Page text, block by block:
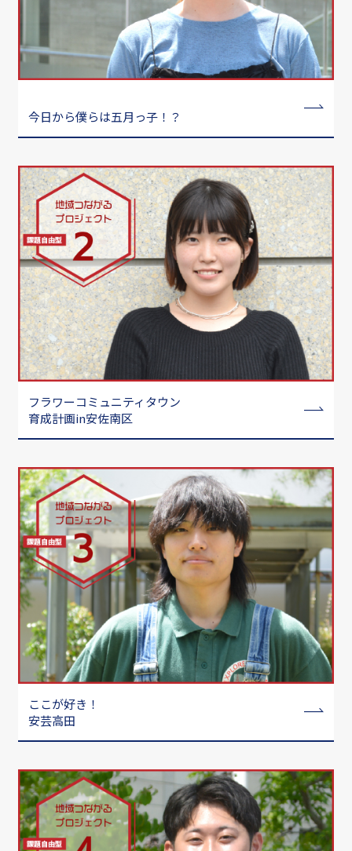
今日から僕らは五月っ子！？
フラワーコミュニティタウン
育成計画in安佐南区
ここが好き！
安芸高田